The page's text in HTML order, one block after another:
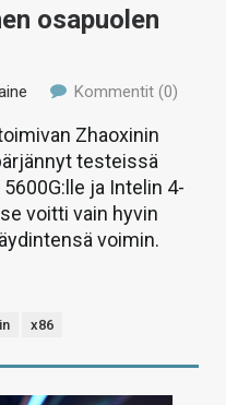
osapuolen
Kommentit (0)
Zhaoxinin
testeissä
ja Intelin 4-
voitti vain hyvin
voimin.
x86